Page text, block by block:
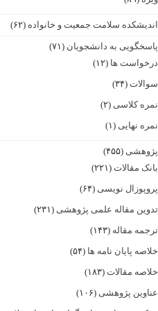
اندیشکده سلامت جمعیت و خانواده (۶۲)
پاسخگویی به دانشجویان (۷۱)
درخواست ها (۱۲)
سوالات(۳۴)
نمره کلاسی (۲)
نمره نهایی (۱)
پژوهشی (۴۵۵)
بانک مقالات(۲۲۱)
پروپوزال نویسی (۶۴)
تدوین مقاله علمی پژوهشی (۲۳۱)
ترجمه مقاله (۱۴۳)
خلاصه پایان نامه ها (۵۴)
خلاصه مقالات(۱۸۳)
عناوین پژوهشی (۱۰۶)